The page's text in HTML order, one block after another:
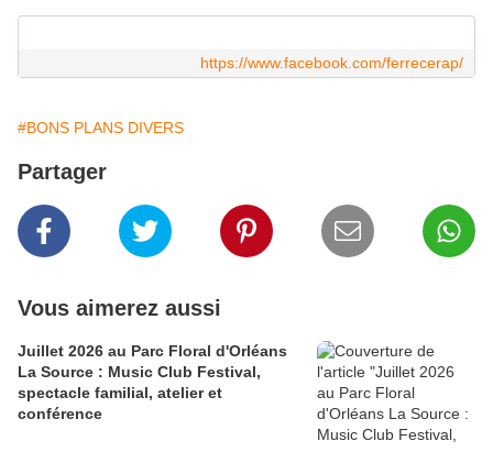
https://www.facebook.com/ferrecerap/
#BONS PLANS DIVERS
Partager
Vous aimerez aussi
Juillet 2026 au Parc Floral d'Orléans
La Source : Music Club Festival,
spectacle familial, atelier et
conférence